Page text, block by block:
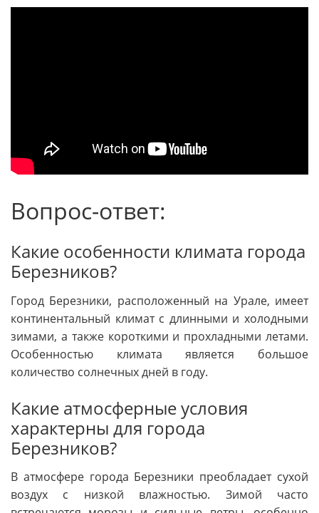
Вопрос-ответ:
Какие особенности климата города
Березников?
Город Березники, расположенный на Урале, имеет
континентальный климат с длинными и холодными
зимами, а также короткими и прохладными летами.
Особенностью климата является большое
количество солнечных дней в году.
Какие атмосферные условия
характерны для города
Березников?
В атмосфере города Березники преобладает сухой
воздух с низкой влажностью. Зимой часто